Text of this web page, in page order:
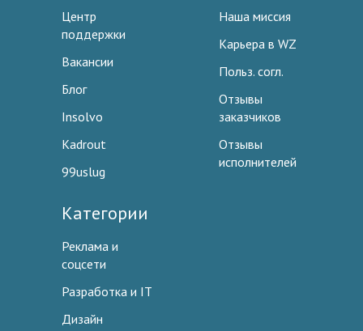
Центр
поддержки
Вакансии
Блог
Insolvo
Kadrout
99uslug
Наша миссия
Карьера в WZ
Польз. согл.
Отзывы
заказчиков
Отзывы
исполнителей
Категории
Реклама и
соцсети
Разработка и IT
Дизайн